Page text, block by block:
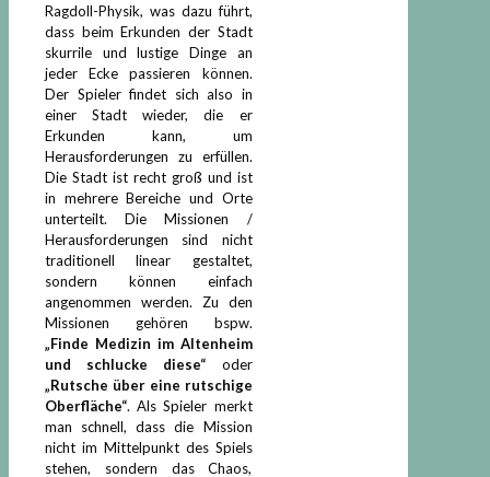
Ragdoll-Physik, was dazu führt,
dass beim Erkunden der Stadt
skurrile und lustige Dinge an
jeder Ecke passieren können.
Der Spieler findet sich also in
einer Stadt wieder, die er
Erkunden kann, um
Herausforderungen zu erfüllen.
Die Stadt ist recht groß und ist
in mehrere Bereiche und Orte
unterteilt. Die Missionen /
Herausforderungen sind nicht
traditionell linear gestaltet,
sondern können einfach
angenommen werden. Zu den
Missionen gehören bspw.
„Finde Medizin im Altenheim
und schlucke diese“ oder
„Rutsche über eine rutschige
Oberfläche“. Als Spieler merkt
man schnell, dass die Mission
nicht im Mittelpunkt des Spiels
stehen, sondern das Chaos,